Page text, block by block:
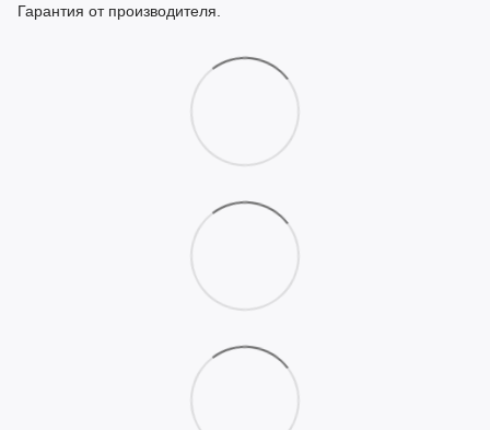
Гарантия от производителя.